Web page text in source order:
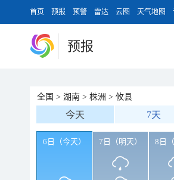
首页 预报 预警 雷达 云图 天气地图
预报
全国 > 湖南 > 株洲 > 攸县
今天 7天
6日（今天） 7日（明天） 8日